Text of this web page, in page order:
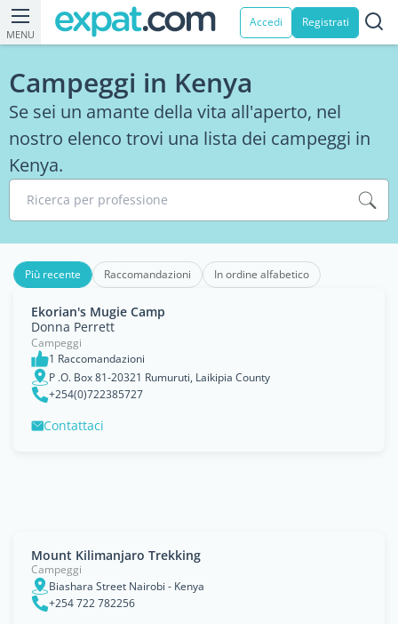
MENU
Accedi Registrati
Campeggi in Kenya
Se sei un amante della vita all'aperto, nel
nostro elenco trovi una lista dei campeggi in
Kenya.
Ricerca per professione
Più recente Raccomandazioni In ordine alfabetico
Ekorian's Mugie Camp
Donna Perrett
Campeggi
1 Raccomandazioni
P .O. Box 81-20321 Rumuruti, Laikipia County
+254(0)722385727
Contattaci
Mount Kilimanjaro Trekking
Campeggi
Biashara Street Nairobi - Kenya
+254 722 782256